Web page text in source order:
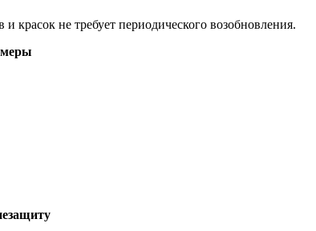
не требует периодического возобновления.